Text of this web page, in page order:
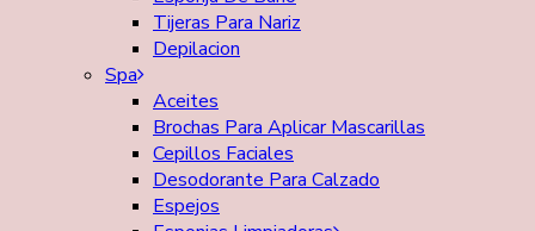
Tijeras Para Nariz
Depilacion
Spa
Aceites
Brochas Para Aplicar Mascarillas
Cepillos Faciales
Desodorante Para Calzado
Espejos